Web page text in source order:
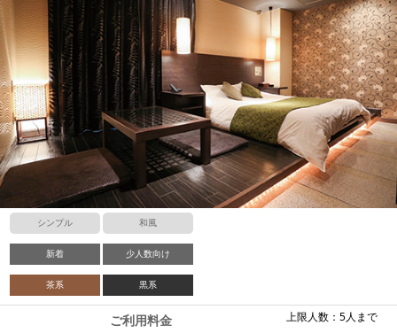
シンプル 和風
新着 少人数向け
茶系 黒系
上限人数：5人まで
ご利用料金